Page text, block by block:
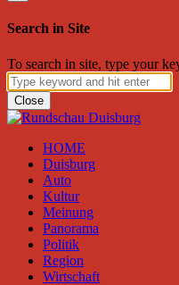
Search in Site
To search in site, type your
Close
HOME
Duisburg
Auto
Kultur
Meinung
Panorama
Politik
Region
Wirtschaft